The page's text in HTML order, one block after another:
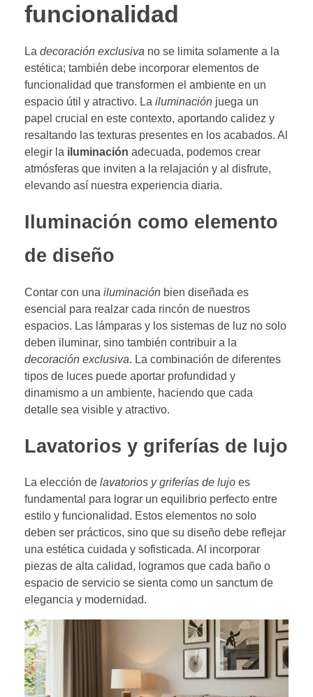
funcionalidad
La decoración exclusiva no se limita solamente a la
estética; también debe incorporar elementos de
funcionalidad que transformen el ambiente en un
espacio útil y atractivo. La iluminación juega un
papel crucial en este contexto, aportando calidez y
resaltando las texturas presentes en los acabados. Al
elegir la iluminación adecuada, podemos crear
atmósferas que inviten a la relajación y al disfrute,
elevando así nuestra experiencia diaria.
Iluminación como elemento
de diseño
Contar con una iluminación bien diseñada es
esencial para realzar cada rincón de nuestros
espacios. Las lámparas y los sistemas de luz no solo
deben iluminar, sino también contribuir a la
decoración exclusiva. La combinación de diferentes
tipos de luces puede aportar profundidad y
dinamismo a un ambiente, haciendo que cada
detalle sea visible y atractivo.
Lavatorios y griferías de lujo
La elección de lavatorios y griferías de lujo es
fundamental para lograr un equilibrio perfecto entre
estilo y funcionalidad. Estos elementos no solo
deben ser prácticos, sino que su diseño debe reflejar
una estética cuidada y sofisticada. Al incorporar
piezas de alta calidad, logramos que cada baño o
espacio de servicio se sienta como un sanctum de
elegancia y modernidad.